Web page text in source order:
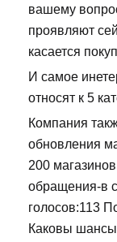
вашему
проявляют
касается
И самое
относят к 5
Компания
обновления
200
обращения-в
голосов:113
Каковы шансы